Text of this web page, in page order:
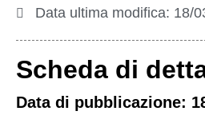
Data ultima modifica: 18/
Scheda di
Data di pubblicazione: